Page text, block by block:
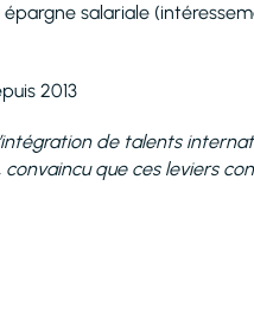
salariale
2013
de talents
que ces leviers